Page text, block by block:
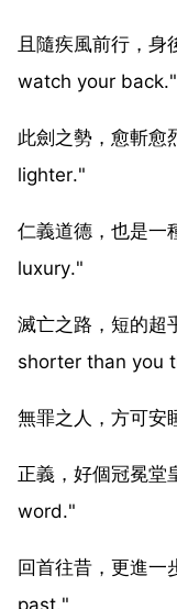
且隨疾風前行，
watch your back."
此劍之勢，愈斬
lighter."
仁義道德，也是
luxury."
滅亡之路，短的
shorter than you
無罪之人，方可
正義，好個冠冕
word."
回首往昔，更進
past."